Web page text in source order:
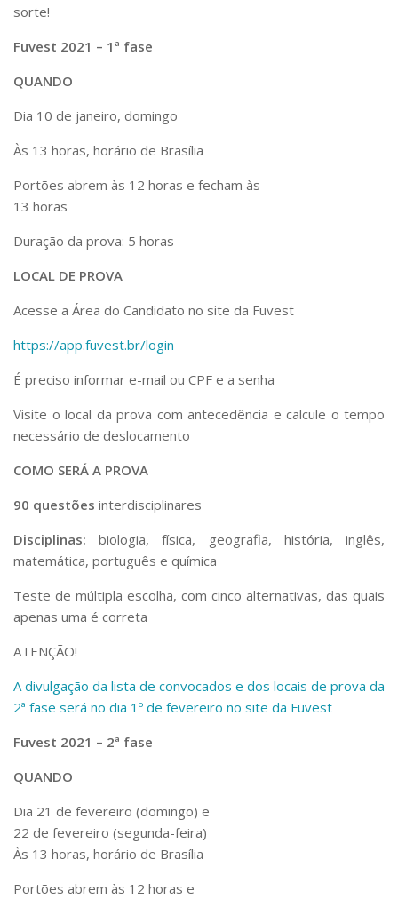
sorte!
Fuvest 2021 – 1ª fase
QUANDO
Dia 10 de janeiro, domingo
Às 13 horas, horário de Brasília
Portões abrem às 12 horas e fecham às
13 horas
Duração da prova: 5 horas
LOCAL DE PROVA
Acesse a Área do Candidato no site da Fuvest
https://app.fuvest.br/login
É preciso informar e-mail ou CPF e a senha
Visite o local da prova com antecedência e calcule o tempo
necessário de deslocamento
COMO SERÁ A PROVA
90 questões interdisciplinares
Disciplinas: biologia, física, geografia, história, inglês,
matemática, português e química
Teste de múltipla escolha, com cinco alternativas, das quais
apenas uma é correta
ATENÇÃO!
A divulgação da lista de convocados e dos locais de prova da
2ª fase será no dia 1º de fevereiro no site da Fuvest
Fuvest 2021 – 2ª fase
QUANDO
Dia 21 de fevereiro (domingo) e
22 de fevereiro (segunda-feira)
Às 13 horas, horário de Brasília
Portões abrem às 12 horas e